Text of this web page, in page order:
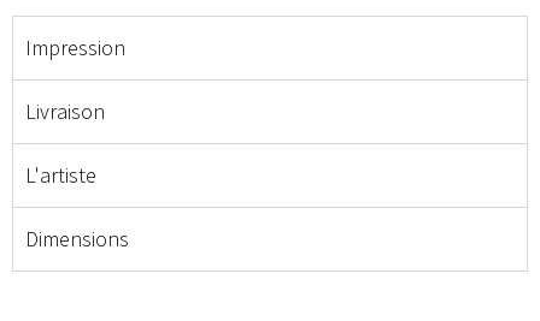
Impression
Livraison
L'artiste
Dimensions